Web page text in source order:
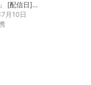
[配信日]…
月10日